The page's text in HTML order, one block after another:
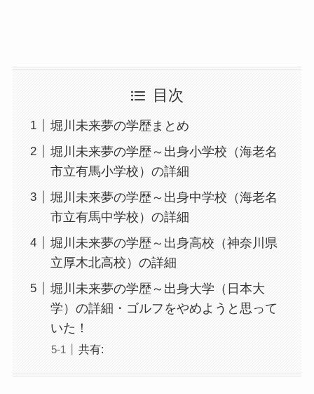
目次
堀川未来夢の学歴まとめ
堀川未来夢の学歴～出身小学校（海老名
市立有馬小学校）の詳細
堀川未来夢の学歴～出身中学校（海老名
市立有馬中学校）の詳細
堀川未来夢の学歴～出身高校（神奈川県
立厚木北高校）の詳細
堀川未来夢の学歴～出身大学（日本大
学）の詳細・ゴルフをやめようと思って
いた！
共有: